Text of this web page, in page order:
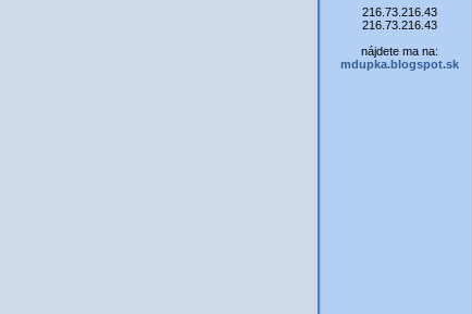
216.73.216.43
216.73.216.43
nájdete ma na:
mdupka.blogspot.sk